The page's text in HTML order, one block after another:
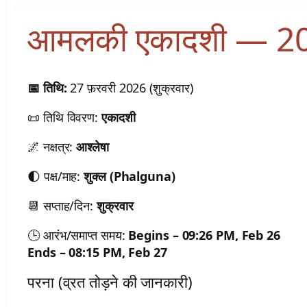
आमलकी एकादशी —
📅 तिथि:27 फ़रवरी 2026 (शुक्रवार)
📜 तिथि विवरण:एकादशी
🌌 नक्षत्र:आश्लेषा
🌓 पक्ष/माह:शुक्ल (Phalguna)
📆 सप्ताह/दिन:शुक्रवार
🕒 आरंभ/समाप्त समय: Begins – 09:26 PM, Feb 26
Ends – 08:15 PM, Feb 27
परना (व्रत तोड़ने की जानकारी)